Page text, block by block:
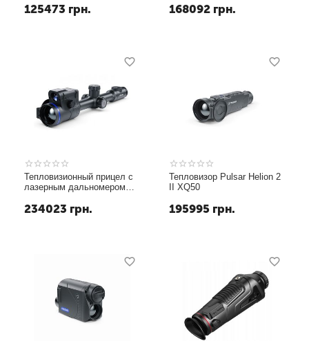
125473 грн.
LRF GH35L
168092 грн.
Тепловизионный прицел с
лазерным дальномером
Thermion 2 II LRF XP50
234023 грн.
Тепловизор Pulsar Helion 2
II XQ50
195995 грн.